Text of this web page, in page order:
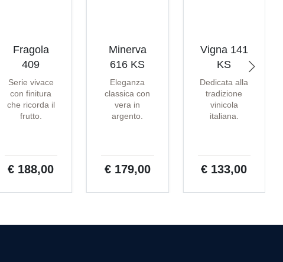
Fragola
409
Serie vivace
con finitura
che ricorda il
frutto.
€ 188,00
Minerva
616 KS
Eleganza
classica con
vera in
argento.
€ 179,00
Vigna 141
KS
Dedicata alla
tradizione
vinicola
italiana.
€ 133,00